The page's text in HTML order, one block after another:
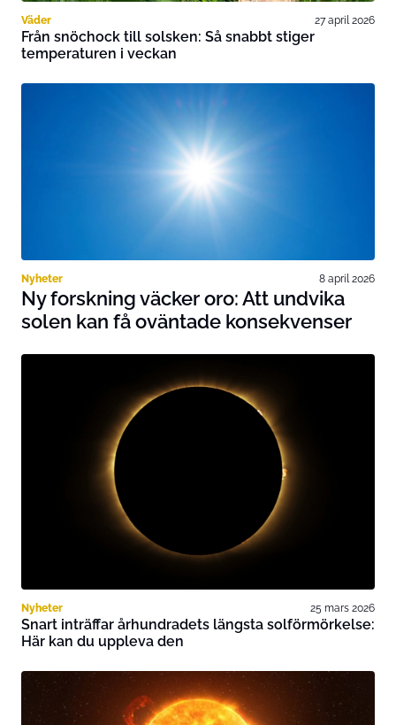
Väder 27 april 2026
Från snöchock till solsken: Så snabbt stiger
temperaturen i veckan
Nyheter 8 april 2026
Ny forskning väcker oro: Att undvika
solen kan få oväntade konsekvenser
Nyheter 25 mars 2026
Snart inträffar århundradets längsta solförmörkelse:
Här kan du uppleva den